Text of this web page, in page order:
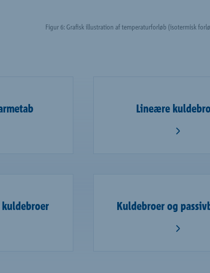
Figur 6: Grafisk illustration af temperaturforløb (isotermisk
Lineære
Kuldebroer og